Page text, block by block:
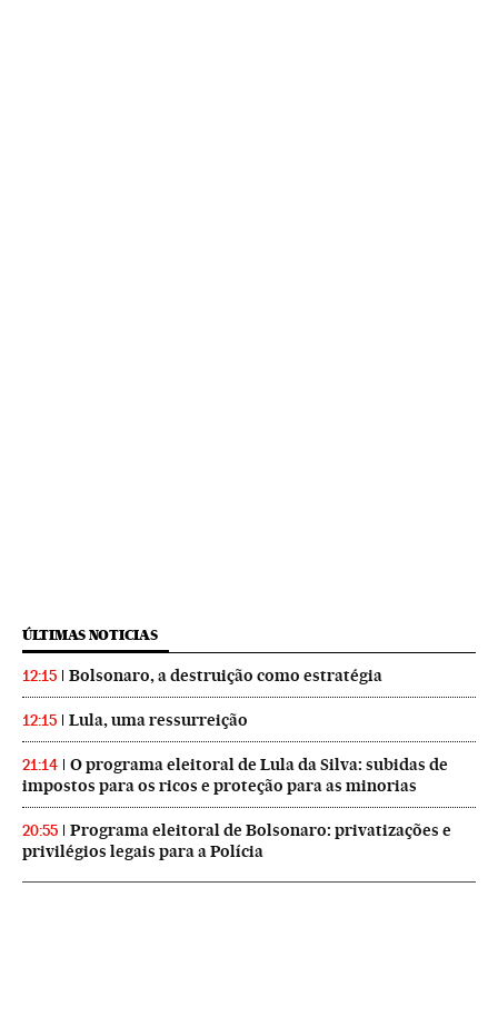
ÚLTIMAS NOTICIAS
12:15 Bolsonaro, a destruição como estratégia
12:15 Lula, uma ressurreição
21:14
O programa eleitoral de Lula da Silva: subidas de
impostos para os ricos e proteção para as minorias
20:55
Programa eleitoral de Bolsonaro: privatizações e
privilégios legais para a Polícia